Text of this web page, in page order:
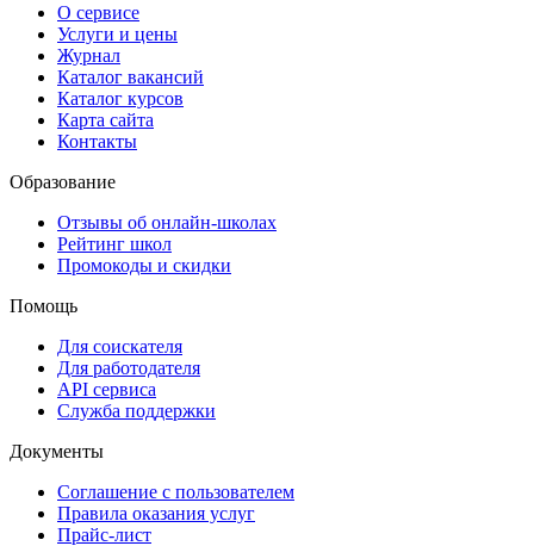
О сервисе
Услуги и цены
Журнал
Каталог вакансий
Каталог курсов
Карта сайта
Контакты
Образование
Отзывы об онлайн-школах
Рейтинг школ
Промокоды и скидки
Помощь
Для соискателя
Для работодателя
API сервиса
Служба поддержки
Документы
Соглашение с пользователем
Правила оказания услуг
Прайс-лист